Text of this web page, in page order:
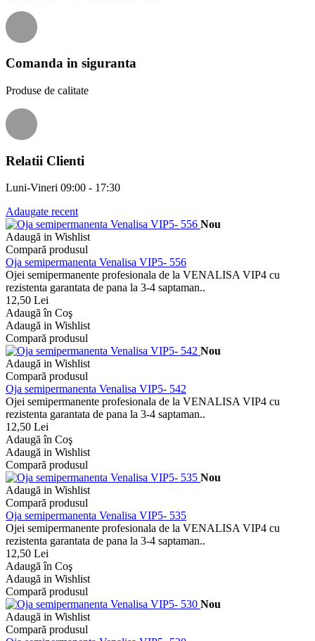
Comanda in siguranta
Produse de calitate
Relatii Clienti
Luni-Vineri 09:00 - 17:30
Adaugate recent
Nou
Adaugă in Wishlist
Compară produsul
Oja semipermanenta Venalisa VIP5- 556
Ojei semipermanente profesionala de la VENALISA VIP4 cu
rezistenta garantata de pana la 3-4 saptaman..
12,50 Lei
Adaugă în Coş
Adaugă in Wishlist
Compară produsul
Nou
Adaugă in Wishlist
Compară produsul
Oja semipermanenta Venalisa VIP5- 542
Ojei semipermanente profesionala de la VENALISA VIP4 cu
rezistenta garantata de pana la 3-4 saptaman..
12,50 Lei
Adaugă în Coş
Adaugă in Wishlist
Compară produsul
Nou
Adaugă in Wishlist
Compară produsul
Oja semipermanenta Venalisa VIP5- 535
Ojei semipermanente profesionala de la VENALISA VIP4 cu
rezistenta garantata de pana la 3-4 saptaman..
12,50 Lei
Adaugă în Coş
Adaugă in Wishlist
Compară produsul
Nou
Adaugă in Wishlist
Compară produsul